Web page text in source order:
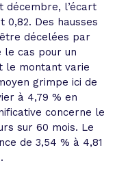
décembre, l’écart
0,82. Des hausses
décelées par
le cas pour un
le montant varie
grimpe ici de
à 4,79 % en
concerne le
sur 60 mois. Le
de 3,54 % à 4,81